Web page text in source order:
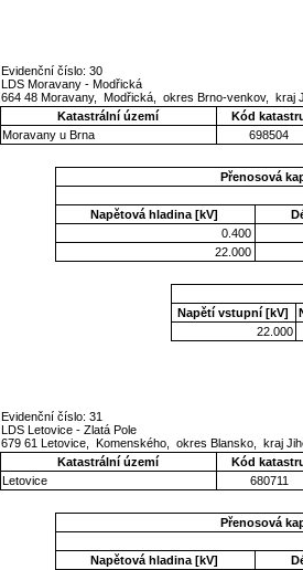
Evidenční číslo: 30
LDS Moravany - Modřická
664 48 Moravany, Modřická, okres Brno-venkov, kraj
Katastrální území
Kód
Moravany u Brna
698504
Přenosová
Napětová hladina [kV]
0.400
22.000
Napětí vstupní [kV]
22.000
Evidenční číslo: 31
LDS Letovice - Zlatá Pole
679 61 Letovice, Komenského, okres Blansko, kraj
Katastrální území
Kód
Letovice
680711
Přenosová
Napětová hladina [kV]